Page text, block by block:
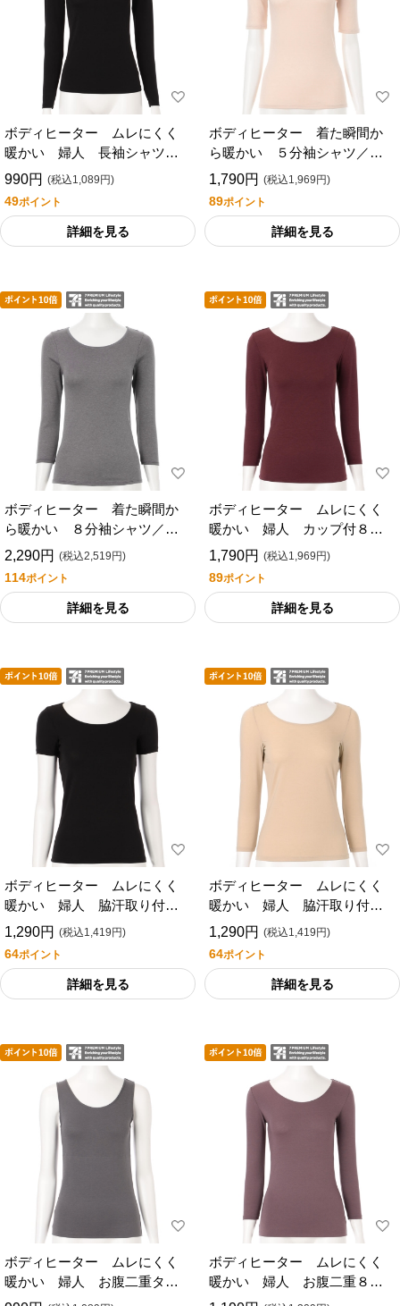
ボディヒーター ムレにくく
暖かい 婦人 長袖シャツ／
セブンプレミアムライフスタ
990円 (税込1,089円)
49ポイント
詳細を見る
ボディヒーター 着た瞬間か
ら暖かい ５分袖シャツ／セ
ブンプレミアムライフスタイ
1,790円 (税込1,969円)
89ポイント
詳細を見る
ボディヒーター 着た瞬間か
ら暖かい ８分袖シャツ／セ
ブンプレミアムライフスタイ
2,290円 (税込2,519円)
114ポイント
詳細を見る
ボディヒーター ムレにくく
暖かい 婦人 カップ付８分
袖シャツ／セブンプレミアム
1,790円 (税込1,969円)
89ポイント
詳細を見る
ボディヒーター ムレにくく
暖かい 婦人 脇汗取り付３
分袖シャツ／セブンプレミア
1,290円 (税込1,419円)
64ポイント
詳細を見る
ボディヒーター ムレにくく
暖かい 婦人 脇汗取り付８
分袖シャツ／セブンプレミア
1,290円 (税込1,419円)
64ポイント
詳細を見る
ボディヒーター ムレにくく
暖かい 婦人 お腹二重タン
クトップ／セブンプレミアム
ボディヒーター ムレにくく
暖かい 婦人 お腹二重８分
袖シャツ／セブンプレミアム